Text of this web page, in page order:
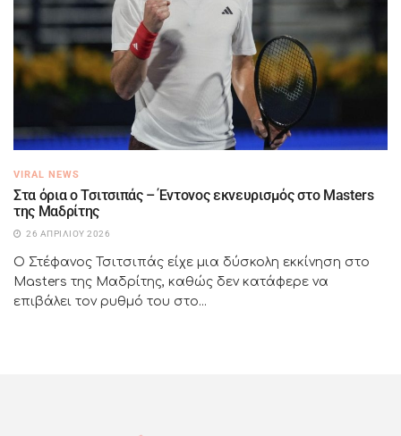
VIRAL NEWS
Στα όρια ο Τσιτσιπάς – Έντονος εκνευρισμός στο Masters
της Μαδρίτης
26 ΑΠΡΙΛΊΟΥ 2026
Ο Στέφανος Τσιτσιπάς είχε μια δύσκολη εκκίνηση στο
Masters της Μαδρίτης, καθώς δεν κατάφερε να
επιβάλει τον ρυθμό του στο...